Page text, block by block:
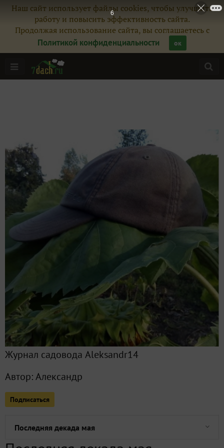
Наш сайт использует файлы cookies, чтобы улучшить
работу и повысить эффективность сайта.
Продолжая использование сайта, вы соглашаетесь с
Политикой конфиденциальности
ок
Журнал садовода Aleksandr14
Автор:Александр
Подписаться
Главная
Подписчики
Все публикации 1118
Сейчас обсуждают
Ливень
Томаты и перцы: мужественное решение десятилетия
Прошёл большой ливень
1 июня. Засуха. Поливы
Последний день весны. Начало лета. Прогноз погоды на
Последняя декада мая
6